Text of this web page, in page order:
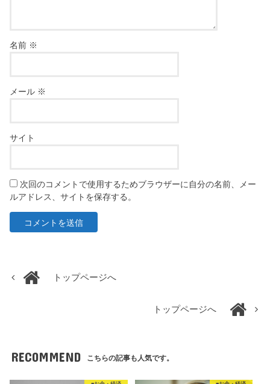
名前 ※
メール ※
サイト
次回のコメントで使用するためブラウザーに自分の名前、メー
ルアドレス、サイトを保存する。
トップページへ
トップページへ
RECOMMEND こちらの記事も人気です。